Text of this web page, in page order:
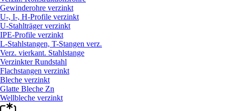
Gewinderohre verzinkt
U-, I-, H-Profile verzinkt
U-Stahlträger verzinkt
IPE-Profile verzinkt
L-Stahlstangen, T-Stangen verz.
Verz. vierkant. Stahlstange
Verzinkter Rundstahl
Flachstangen verzinkt
Bleche verzinkt
Glatte Bleche Zn
Wellbleche verzinkt